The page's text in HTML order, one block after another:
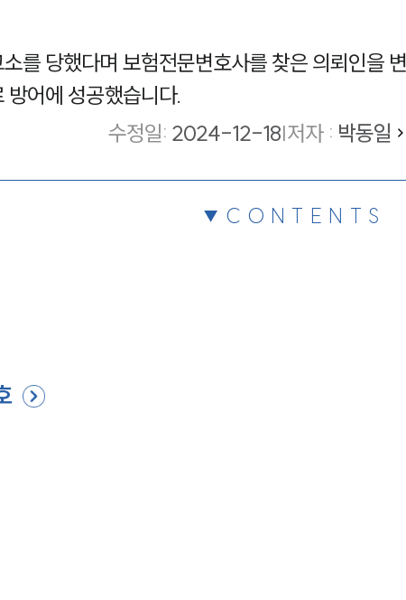
를 당했다며 보험전문변호사를 찾은 의뢰인을 변
어에 성공했습니다.
수정일: 2024-12-18|저자 : 박동일
CONTENTS